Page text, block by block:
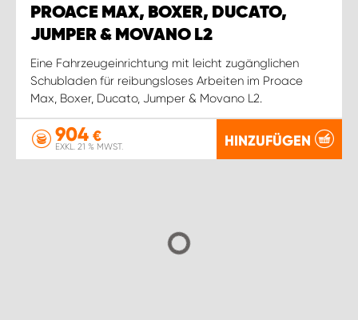
PROACE MAX, BOXER, DUCATO,
JUMPER & MOVANO L2
Eine Fahrzeugeinrichtung mit leicht zugänglichen
Schubladen für reibungsloses Arbeiten im Proace
Max, Boxer, Ducato, Jumper & Movano L2.
904 €
EXKL. 21 % MWST. HINZUFÜGEN